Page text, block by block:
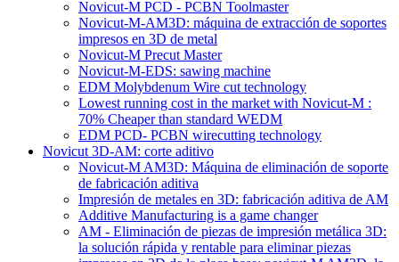
Novicut-M PCD - PCBN Toolmaster
Novicut-M-AM3D: máquina de extracción de soportes
impresos en 3D de metal
Novicut-M Precut Master
Novicut-M-EDS: sawing machine
EDM Molybdenum Wire cut technology
Lowest running cost in the market with Novicut-M :
70% Cheaper than standard WEDM
EDM PCD- PCBN wirecutting technology
Novicut 3D-AM: corte aditivo
Novicut-M AM3D: Máquina de eliminación de soporte
de fabricación aditiva
Impresión de metales en 3D: fabricación aditiva de AM
Additive Manufacturing is a game changer
AM - Eliminación de piezas de impresión metálica 3D:
la solución rápida y rentable para eliminar piezas